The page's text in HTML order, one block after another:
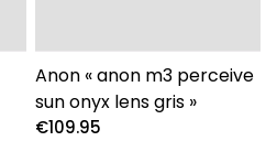
Anon « anon m3 perceive
sun onyx lens gris »
€109.95